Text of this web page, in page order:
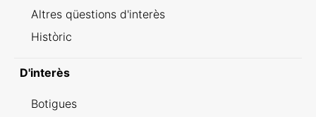
Altres qüestions d'interès
Històric
D'interès
Botigues